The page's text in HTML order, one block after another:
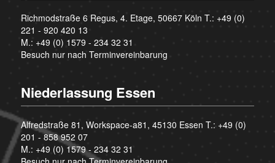
Richmodstraße 6 Regus, 4. Etage, 50667 Köln T.: +49 (0)
221 - 920 420 13
M.: +49 (0) 1579 - 234 32 31
Besuch nur nach Terminvereinbarung
Niederlassung Essen
Alfredstraße 81, Workspace-a81, 45130 Essen T.: +49 (0)
201 - 858 952 07
M.: +49 (0) 1579 - 234 32 31